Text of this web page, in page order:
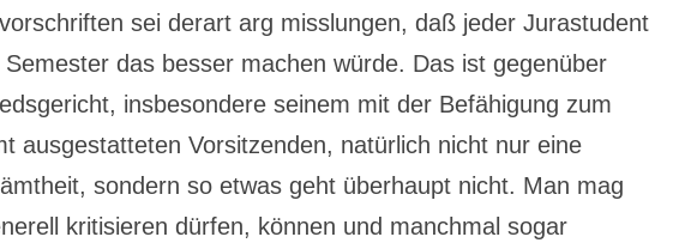
sei derart arg misslungen, daß jeder Jurastudent
das besser machen würde. Das ist gegenüber
insbesondere seinem mit der Befähigung zum
ausgestatteten Vorsitzenden, natürlich nicht nur eine
sondern so etwas geht überhaupt nicht. Man mag
kritisieren dürfen, können und manchmal sogar